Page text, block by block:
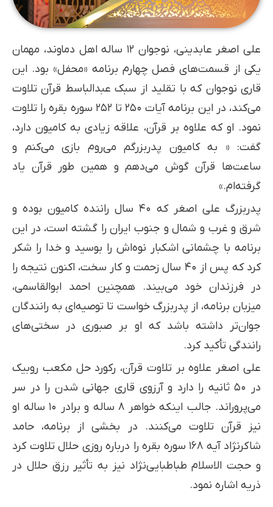
علی اصغر عابدینی، نوجوان ۱۲ ساله اهل دماوند، مهمان
یکی از قسمت‌های فصل چهارم برنامه «محفل» بود. این
قاری نوجوان که با تقلید از سبک عبدالباسط قرآن تلاوت
می‌کند، در این برنامه آیات ۲۵۰ تا ۲۵۲ سوره بقره را تلاوت
نمود. او که علاوه بر قرآن، علاقه زیادی به کامیون دارد،
گفت: « به کامیون پدربزرگم می‌روم بازی می‌کنم و
ساعت‌ها قرآن گوش می‌دهم و همین طور قرآن یاد
گرفته‌ام.»
پدربزرگ علی اصغر که ۴۰ سال راننده کامیون بوده و
شرق و غرب و شمال و جنوب ایران را گشته است، در این
برنامه با چشمانی اشکبار نوه‌اش را بوسید و خدا را شکر
کرد که پس از ۴۰ سال زحمت و کار سخت، اکنون نتیجه را
در فرزندان خود می‌بیند. همچنین احمد ابوالقاسمی،
میزبان برنامه، از پدربزرگ خواست تا توصیه‌ای به رانندگان
جوان‌تر داشته باشد که او بر صبوری در سختی‌های
رانندگی تأکید کرد.
علی اصغر علاوه بر تلاوت قرآن، رکورد حل مکعب روبیک
در ۵۰ ثانیه را دارد و آرزوی قاری جهانی شدن را در سر
می‌پروراند. جالب اینکه خواهر ۸ ساله و برادر ۱۰ ساله او
نیز قرآن تلاوت می‌کنند. در بخشی از برنامه، حامد
شاکرنژاد آیه ۱۶۸ سوره بقره را درباره روزی حلال تلاوت کرد
و حجت الاسلام طباطبایی‌نژاد نیز به تأثیر رزق حلال در
ذریه اشاره نمود.